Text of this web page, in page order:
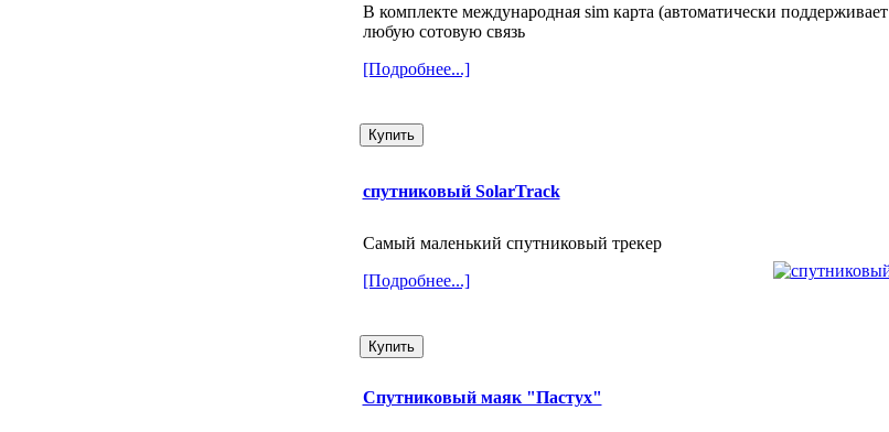
В комплекте международная sim карта (автоматически поддерживает
любую сотовую связь
[Подробнее...]
спутниковый SolarTrack
Самый маленький спутниковый трекер
[Подробнее...]
Спутниковый маяк "Пастух"